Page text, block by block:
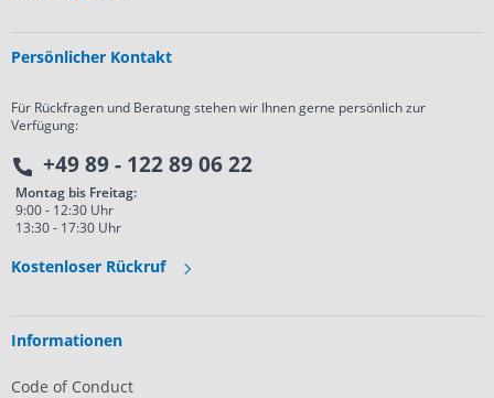
Persönlicher Kontakt
Für Rückfragen und Beratung stehen wir Ihnen gerne persönlich zur
Verfügung:
+49 89 - 122 89 06 22
Montag bis Freitag:
9:00 - 12:30 Uhr
13:30 - 17:30 Uhr
Kostenloser Rückruf
Informationen
Code of Conduct